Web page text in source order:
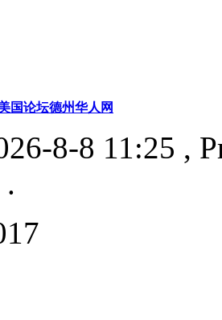
国论坛德州华人网
8-8 11:25 ,